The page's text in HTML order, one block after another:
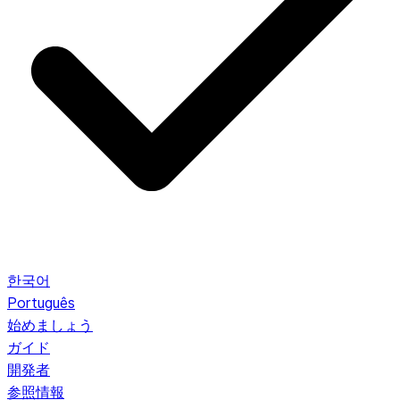
한국어
Português
始めましょう
ガイド
開発者
参照情報